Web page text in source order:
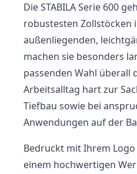
Die STABILA Serie 600
robustesten Zollstöcken
außenliegenden,
machen sie besonders
passenden Wahl überall
Arbeitsalltag hart zur
Tiefbau sowie bei
Anwendungen auf der
Bedruckt mit Ihrem
einem hochwertigen